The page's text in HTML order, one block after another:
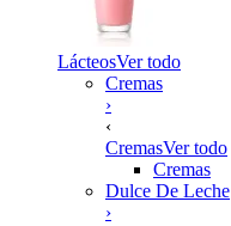
LácteosVer todo
Cremas
›
‹
CremasVer todo
Cremas
Dulce De Leche
›